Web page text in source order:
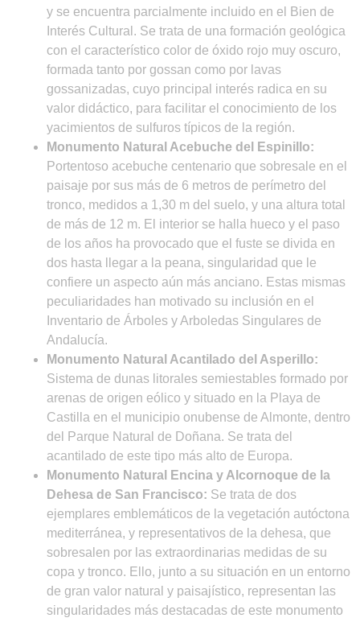
y se encuentra parcialmente incluido en el Bien de
Interés Cultural. Se trata de una formación geológica
con el característico color de óxido rojo muy oscuro,
formada tanto por gossan como por lavas
gossanizadas, cuyo principal interés radica en su
valor didáctico, para facilitar el conocimiento de los
yacimientos de sulfuros típicos de la región.
Monumento Natural Acebuche del Espinillo:
Portentoso acebuche centenario que sobresale en el
paisaje por sus más de 6 metros de perímetro del
tronco, medidos a 1,30 m del suelo, y una altura total
de más de 12 m. El interior se halla hueco y el paso
de los años ha provocado que el fuste se divida en
dos hasta llegar a la peana, singularidad que le
confiere un aspecto aún más anciano. Estas mismas
peculiaridades han motivado su inclusión en el
Inventario de Árboles y Arboledas Singulares de
Andalucía.
Monumento Natural Acantilado del Asperillo:
Sistema de dunas litorales semiestables formado por
arenas de origen eólico y situado en la Playa de
Castilla en el municipio onubense de Almonte, dentro
del Parque Natural de Doñana. Se trata del
acantilado de este tipo más alto de Europa.
Monumento Natural Encina y Alcornoque de la
Dehesa de San Francisco: Se trata de dos
ejemplares emblemáticos de la vegetación autóctona
mediterránea, y representativos de la dehesa, que
sobresalen por las extraordinarias medidas de su
copa y tronco. Ello, junto a su situación en un entorno
de gran valor natural y paisajístico, representan las
singularidades más destacadas de este monumento